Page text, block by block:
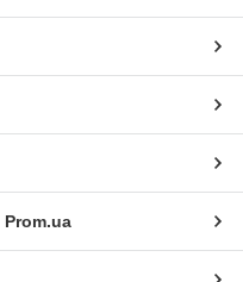
Prom.ua